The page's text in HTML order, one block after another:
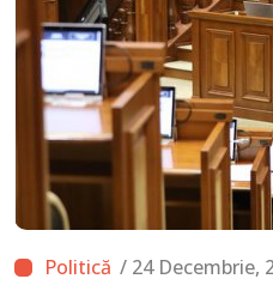
/ 24 Decembrie,